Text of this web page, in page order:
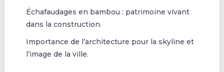
Échafaudages en bambou : patrimoine vivant
dans la construction.
Importance de l’architecture pour la skyline et
l’image de la ville.